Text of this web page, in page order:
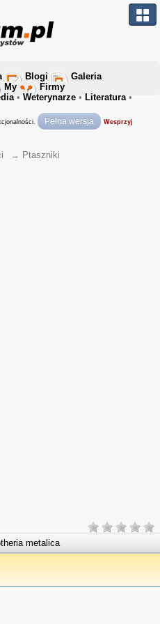
Blogi
Galeria
My
Firmy
• Weterynarze • Literatura•
Pełna wersja Wesprzyj
→ Ptaszniki
metalica